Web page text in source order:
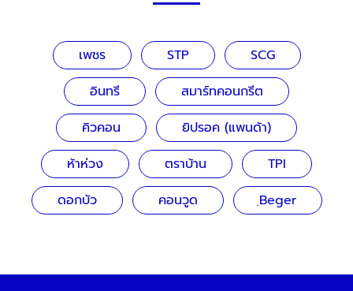
เพชร STP
SCG
อินทรี
สมาร์ทคอนกรีต
คิวคอน
ยิปรอค (แพนด้า)
ห้าห่วง
ตราบ้าน
TPI
ดอกบัว
คอนวูด ฺBeger